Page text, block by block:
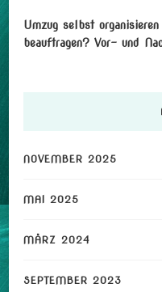
Umzug selbst
beauftragen? Vor- und
NOVEMBER 2025
MAI 2025
MÄRZ 2024
SEPTEMBER 2023